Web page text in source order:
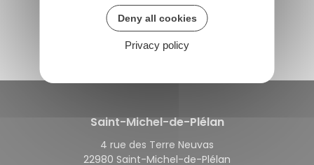
Saint-Michel-de-Plélan
4 rue des Terre Neuvas
22980 Saint-Michel-de-Plélan
Deny all cookies
Privacy policy